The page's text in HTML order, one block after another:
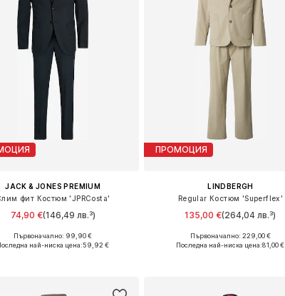
JACK & JONES PREMIUM
фит Костюм 'JPRCosta'
74,90 €(146,49 лв.³)
+4
размери: 48, 50, 52, 54
Първоначално: 99,90 €
най-ниска цена:59,92 €
ПРОМОЦИЯ
LINDBERGH
Regular Костюм 'Superflex'
135,00 €(264,04 лв.³)
Предлага се в много размери
Първоначално: 229,00 €
Последна най-ниска цена:81,00 €